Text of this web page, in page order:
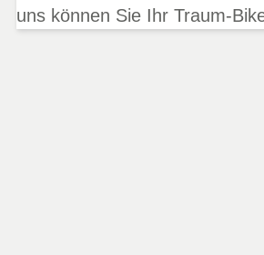
uns können Sie Ihr Traum-